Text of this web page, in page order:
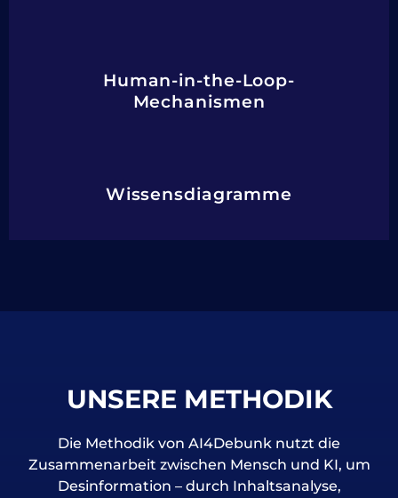
Human-in-the-Loop-
Mechanismen
Wissensdiagramme
UNSERE METHODIK
Die Methodik von AI4Debunk nutzt die
Zusammenarbeit zwischen Mensch und KI, um
Desinformation – durch Inhaltsanalyse,